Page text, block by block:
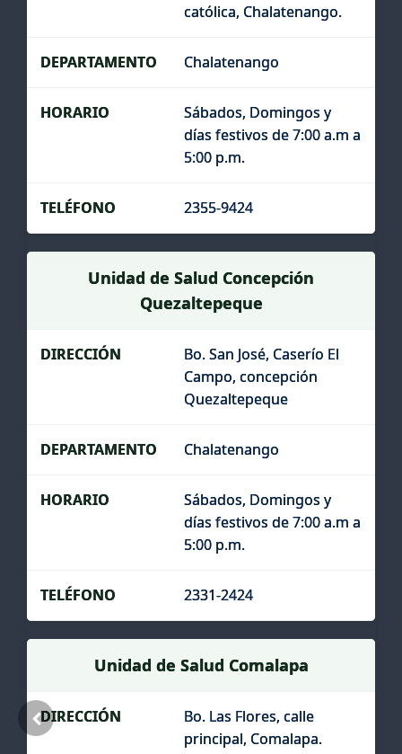
católica, Chalatenango.
Chalatenango
Sábados, Domingos y
días festivos de 7:00 a.m a
5:00 p.m.
2355-9424
Unidad de Salud Concepción
Quezaltepeque
Bo. San José, Caserío El
Campo, concepción
Quezaltepeque
Chalatenango
Sábados, Domingos y
días festivos de 7:00 a.m a
5:00 p.m.
2331-2424
Unidad de Salud Comalapa
Bo. Las Flores, calle
principal, Comalapa.